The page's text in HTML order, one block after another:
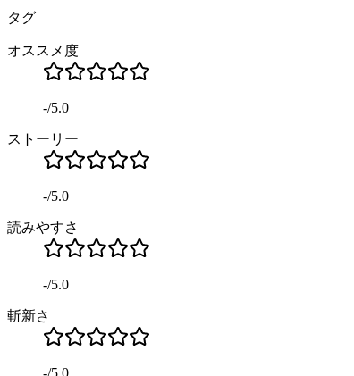
タグ
オススメ度
-/5.0
ストーリー
-/5.0
読みやすさ
-/5.0
斬新さ
-/5.0